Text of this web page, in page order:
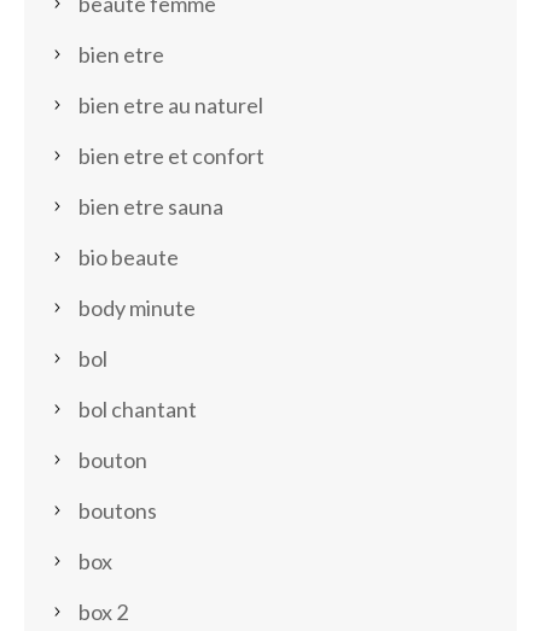
bien etre
bien etre au naturel
bien etre et confort
bien etre sauna
bio beaute
body minute
bol
bol chantant
bouton
boutons
box
box 2